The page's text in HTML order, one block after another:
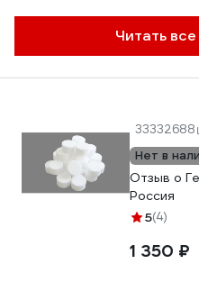
Читать
33332688
Нет в
Отзыв о
Россия
5(4)
1 350 ₽